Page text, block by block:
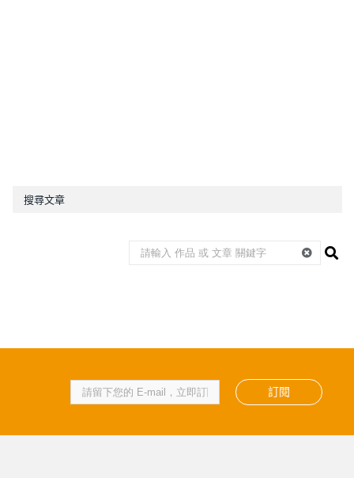
搜尋文章
訂閱